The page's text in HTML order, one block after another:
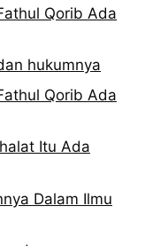
Qorib Ada
hukumnya
Qorib Ada
Itu Ada
Dalam Ilmu